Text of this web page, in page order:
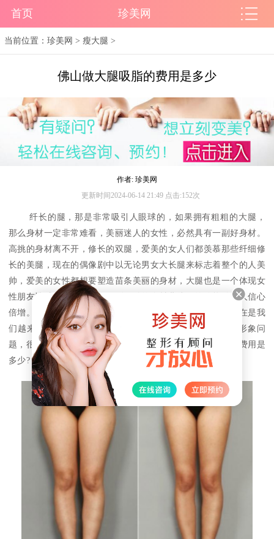
首页 珍美网
当前位置：珍美网 >瘦大腿 >
佛山做大腿吸脂的费用是多少
作者: 珍美网
更新时间2024-06-14 21:49 点击:152次
纤长的腿，那是非常吸引人眼球的，如果拥有粗粗的大腿，
那么身材一定非常难看，美丽迷人的女性，必然具有一副好身材。
高挑的身材离不开，修长的双腿，爱美的女人们都羡慕那些纤细修
长的美腿，现在的偶像剧中以无论男女大长腿来标志着整个的人美
帅，爱美的女性都想要塑造苗条美丽的身材，大腿也是一个体现女
性朋友性感的方式，拥有一副曼妙的身材曲线，的确能够让人信心
倍增。一个好身材无论走到哪里人们都会注视着你，瘦身现在是我
们越来越注重的这个情况，粗壮的大腿会影响到整个人的形象问
题，很多人不满意自己的腿部形状，那么佛山做大腿吸脂的费用是
多少?